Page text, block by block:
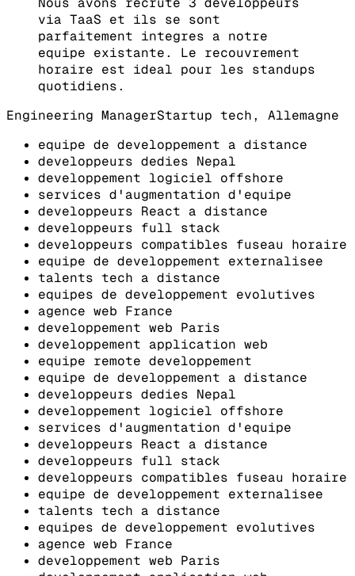
via TaaS et ils se sont
parfaitement integres a notre
equipe existante. Le recouvrement
horaire est ideal pour les standups
quotidiens.
Engineering ManagerStartup tech, Allemagne
equipe de developpement a distance
developpeurs dedies Nepal
developpement logiciel offshore
services d'augmentation d'equipe
developpeurs React a distance
developpeurs full stack
developpeurs compatibles fuseau horaire
equipe de developpement externalisee
talents tech a distance
equipes de developpement evolutives
agence web France
developpement web Paris
developpement application web
equipe remote developpement
equipe de developpement a distance
developpeurs dedies Nepal
developpement logiciel offshore
services d'augmentation d'equipe
developpeurs React a distance
developpeurs full stack
developpeurs compatibles fuseau horaire
equipe de developpement externalisee
talents tech a distance
equipes de developpement evolutives
agence web France
developpement web Paris